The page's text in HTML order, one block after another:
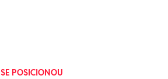
SE POSICIONOU